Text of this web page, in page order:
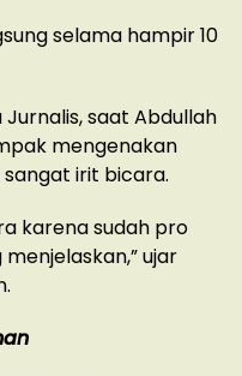
selama hampir 10
saat Abdullah
mengenakan
irit bicara.
karena sudah pro
ujar